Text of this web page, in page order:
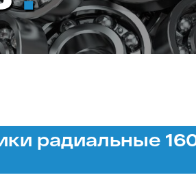
радиальные